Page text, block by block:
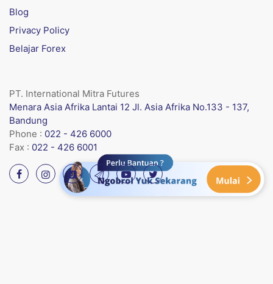
Blog
Privacy Policy
Belajar Forex
PT. International Mitra Futures
Menara Asia Afrika Lantai 12 Jl. Asia Afrika No.133 - 137,
Bandung
Phone : 022 - 426 6000
Fax : 022 - 426 6001